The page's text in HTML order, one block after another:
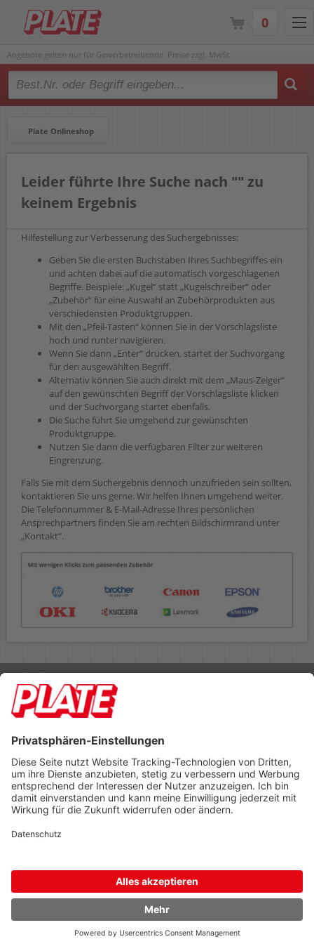
Angebote gelten nur für Gewerbetreibende. Preise zzgl. MwSt.
Type 2 or more characters for results.
Plate Onlineshop
Leider führte Ihre Suche nach "" zu
keinem Ergebnis
Hilfestellung zur Verbesserung des Suchergebnisses:
Geben Sie die ersten Buchstaben Ihres Suchbegriffes ein
und achten dabei auf die automatisch vorgeschlagenen
Begriffe. Beispiele: „Kugel“ statt „Kugelschreiber“ oder
„Zubehör“ für eine Auswahl an Zubehörprodukten aus
verschiedensten Produktgruppen.
Mit den „Pfeil-Tasten“ können Sie in der Vorschlagsliste
hoch und runter navigieren.
Wenn Sie dann „Enter“ drücken, startet der Suchvorgang
für den ausgewählten Begriff.
Alternativ können Sie auch direkt mit dem „Maus-Zeiger“
auf den gewünschten Begriff der Vorschlagsliste klicken
und der Suchvorgang startet ebenfalls.
Die Suche führt Sie umgehend zur gewünschten
Produktgruppe.
Nutzen Sie dann die verfügbaren Filter zur weiteren
Eingrenzung.
Falls Sie mit dem Suchergebnis dennoch unzufrieden sein sollten,
kontaktieren Sie uns gerne. Wir helfen Ihnen umgehend weiter.
Die Telefonnummer & E-Mail-Adresse Ihres persönlichen
Ansprechpartners finden Sie am rechten Bildschirmrand unter
„Kontakt“.
Rufen Sie uns an 04298 401-0
Lieferbedingungen Impressum
Footer anzeigen
PLATE Büromaterial Vertriebs GmbH
Hilligenwarf 5
entwicklung: decoit
0